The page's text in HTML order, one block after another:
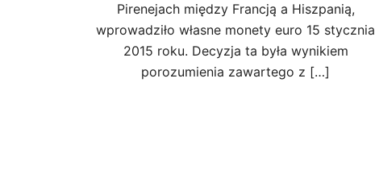
Pirenejach między Francją a Hiszpanią,
wprowadziło własne monety euro 15 stycznia
2015 roku. Decyzja ta była wynikiem
porozumienia zawartego z […]